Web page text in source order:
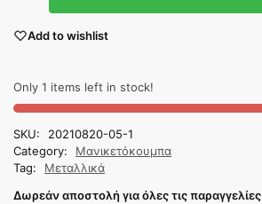
Add to wishlist
Only 1 items left in stock!
SKU:
20210820-05-1
Category:
Μανικετόκουμπα
Tag:
Μεταλλικά
Δωρεάν αποστολή για όλες τις παραγγελίες